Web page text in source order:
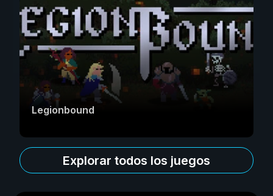
Legionbound
Explorar todos los juegos